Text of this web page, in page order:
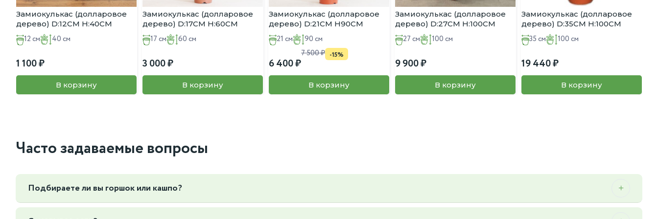
Замиокулькас (долларовое
дерево) D:12CM H:40CM
12 см 40 см
1 100
В корзину
Замиокулькас (долларовое
дерево) D:17CM H:60CM
17 см 60 см
3 000
В корзину
Замиокулькас (долларовое
дерево) D:21CM H90CM
21 см 90 см
6 400
7 500 -15%
В корзину
Замиокулькас (долларовое
дерево) D:27CM H:100CM
27 см 100 см
9 900
В корзину
Замиокулькас (долларовое
дерево) D:35CM H:100CM
35 см 100 см
19 440
В корзину
Часто задаваемые вопросы
Подбираете ли вы горшок или кашпо?
Да, мы можем подобрать горшок или кашпо под ваш интерьер и вкус, так же вы можете предложить свой, пересадку так же можем осуществить мы.